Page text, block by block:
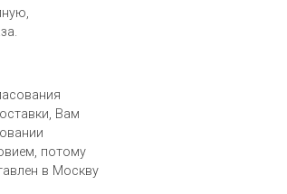
Вам
потому
в Москву